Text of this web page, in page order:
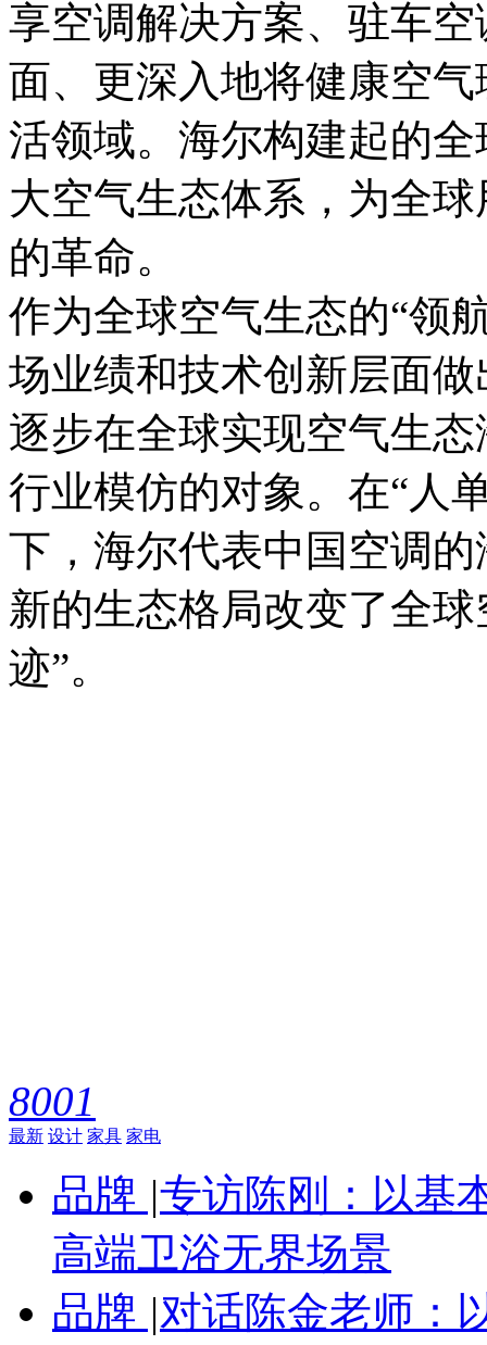
享空调解决方案、驻车
面、更深入地将健康空
活领域。海尔构建起的
大空气生态体系，为全
的革命。
作为全球空气生态的“领
场业绩和技术创新层面
逐步在全球实现空气生
行业模仿的对象。在“人
下，海尔代表中国空调
新的生态格局改变了全
迹”。
8001
最新 设计 家具 家电
品牌 |专访陈刚：以基
高端卫浴无界场景
品牌 |对话陈金老师：